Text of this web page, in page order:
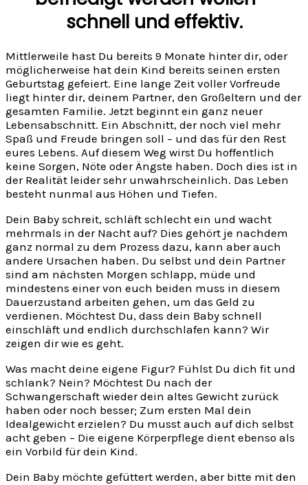
schnell und effektiv.
Mittlerweile hast Du bereits 9 Monate hinter dir, oder
möglicherweise hat dein Kind bereits seinen ersten
Geburtstag gefeiert. Eine lange Zeit voller Vorfreude
liegt hinter dir, deinem Partner, den Großeltern und der
gesamten Familie. Jetzt beginnt ein ganz neuer
Lebensabschnitt. Ein Abschnitt, der noch viel mehr
Spaß und Freude bringen soll – und das für den Rest
eures Lebens. Auf diesem Weg wirst Du hoffentlich
keine Sorgen, Nöte oder Ängste haben. Doch dies ist in
der Realität leider sehr unwahrscheinlich. Das Leben
besteht nunmal aus Höhen und Tiefen.
Dein Baby schreit, schläft schlecht ein und wacht
mehrmals in der Nacht auf? Dies gehört je nachdem
ganz normal zu dem Prozess dazu, kann aber auch
andere Ursachen haben. Du selbst und dein Partner
sind am nächsten Morgen schlapp, müde und
mindestens einer von euch beiden muss in diesem
Dauerzustand arbeiten gehen, um das Geld zu
verdienen. Möchtest Du, dass dein Baby schnell
einschläft und endlich durchschlafen kann? Wir
zeigen dir wie es geht.
Was macht deine eigene Figur? Fühlst Du dich fit und
schlank? Nein? Möchtest Du nach der
Schwangerschaft wieder dein altes Gewicht zurück
haben oder noch besser; Zum ersten Mal dein
Idealgewicht erzielen? Du musst auch auf dich selbst
acht geben – Die eigene Körperpflege dient ebenso als
ein Vorbild für dein Kind.
Dein Baby möchte gefüttert werden, aber bitte mit den